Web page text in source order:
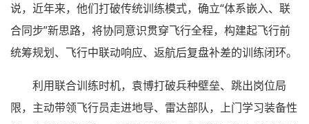
说，近年来，他们打破传统训练模式，确立“体系嵌入、联
合同步”新思路，将协同意识贯穿飞行全程，构建起飞行前
统筹规划、飞行中联动响应、返航后复盘补差的训练闭环。
利用联合训练时机，袁博打破兵种壁垒、跳出岗位局
限，主动带领飞行员走进地导、雷达部队，上门学习装备性